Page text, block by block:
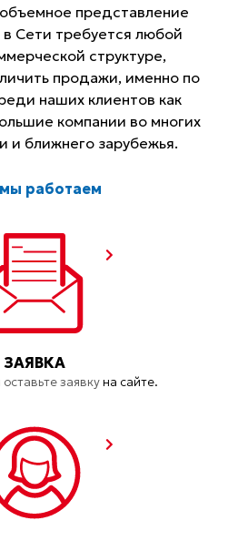
представление
в Сети требуется любой
структуре,
продажи, именно по
наших клиентов как
компании во многих
и ближнего зарубежья.
работаем
ЗАЯВКА
оставьте заявкуна сайте.